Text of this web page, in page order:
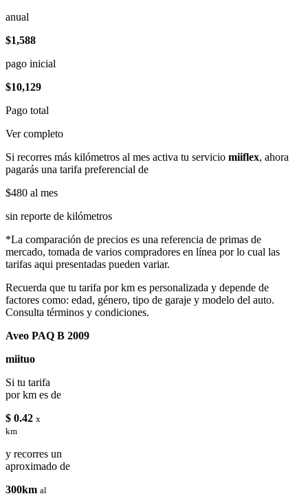
anual
$1,588
pago inicial
$10,129
Pago total
Ver completo
Si recorres más kilómetros al mes activa tu servicio miiflex, ahora
pagarás una tarifa preferencial de
$480 al mes
sin reporte de kilómetros
*La comparación de precios es una referencia de primas de
mercado, tomada de varios compradores en línea por lo cual las
tarifas aqui presentadas pueden variar.
Recuerda que tu tarifa por km es personalizada y depende de
factores como: edad, género, tipo de garaje y modelo del auto.
Consulta términos y condiciones.
Aveo PAQ B 2009
miituo
Si tu tarifa
por km es de
$ 0.42 x
km
y recorres un
aproximado de
300km al